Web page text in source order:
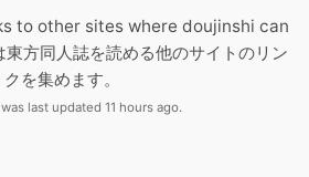
to other sites where doujinshi can
方同人誌を読める他のサイトのリン
クを集めます。
last updated 11 hours ago.